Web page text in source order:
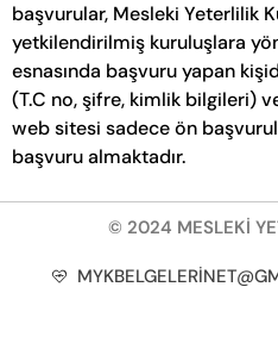
başvurular, Mesleki Yeterlilik
yetkilendirilmiş kuruluşlara
esnasında başvuru yapan
(T.C no, şifre, kimlik bilgileri)
web sitesi sadece ön
başvuru almaktadır.
© 2024 MESLEKİ